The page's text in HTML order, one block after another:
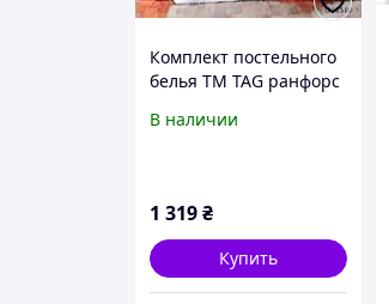
Комплект постельного
белья TM TAG ранфорс
В наличии
1 319₴
Купить